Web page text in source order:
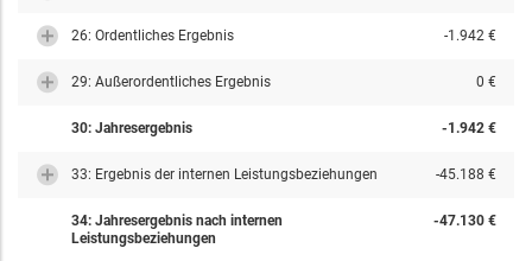
26: Ordentliches Ergebnis -1.942 €
29: Außerordentliches Ergebnis 0 €
30: Jahresergebnis -1.942 €
33: Ergebnis der internen Leistungsbeziehungen -45.188 €
34: Jahresergebnis nach internen
Leistungsbeziehungen
-47.130 €